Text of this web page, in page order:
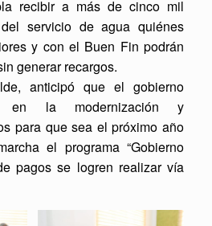
recibir a más de cinco mil
servicio de agua quiénes
y con el Buen Fin podrán
generar recargos.
anticipó que el gobierno
en la modernización y
para que sea el próximo año
el programa “Gobierno
pagos se logren realizar vía